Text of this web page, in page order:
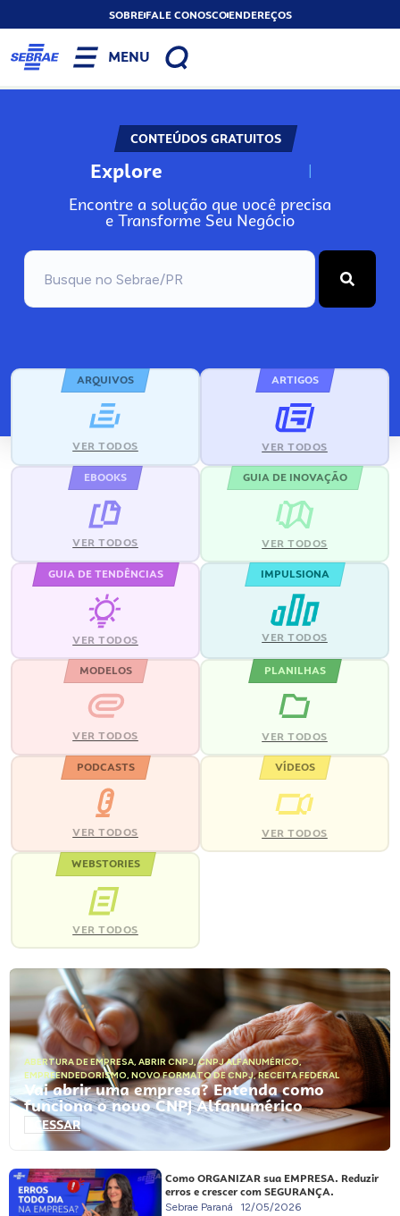
SOBREFALE CONOSCOENDEREÇOS
MENU
CONTEÚDOS GRATUITOS
Explore N
Encontre a solução que você precisa
e Transforme Seu Negócio
ARQUIVOS
VER TODOS
ARTIGOS
VER TODOS
EBOOKS
VER TODOS
GUIA DE INOVAÇÃO
VER TODOS
GUIA DE TENDÊNCIAS
VER TODOS
IMPULSIONA
VER TODOS
MODELOS
VER TODOS
PLANILHAS
VER TODOS
PODCASTS
VER TODOS
VÍDEOS
VER TODOS
WEBSTORIES
VER TODOS
ABERTURA DE EMPRESA, ABRIR CNPJ,CNPJ ALFANUMÉRICO,
EMPREENDEDORISMO, NOVO FORMATO DE CNPJ,RECEITA FEDERAL
Vai abrir uma empresa? Entenda como
funciona o novo CNPJ Alfanumérico
ACESSAR
Como ORGANIZAR sua EMPRESA. Reduzir
erros e crescer com SEGURANÇA.
Sebrae Paraná 12/05/2026